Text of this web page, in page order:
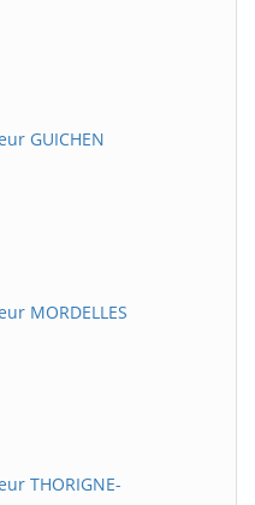
GUICHEN
MORDELLES
THORIGNE-